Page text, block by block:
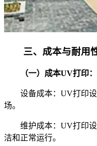
三、成本与耐用
（一）成本UV打印：
设备成本：UV打印设
场。
维护成本：UV打印设
洁和正常运行。